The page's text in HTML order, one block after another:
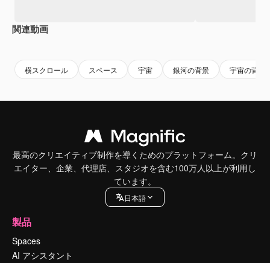
関連動画
横スクロール スペース 宇宙 銀河の背景 宇宙の背景
最高のクリエイティブ制作を導くためのプラットフォーム。クリ
エイター、企業、代理店、スタジオを含む100万人以上が利用し
ています。
日本語
製品
Spaces
AI アシスタント